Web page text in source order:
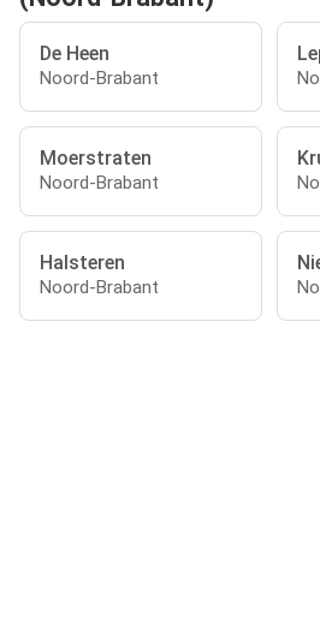
De Heen
Noord-Brabant
Moerstraten
Noord-Brabant
Halsteren
Noord-Brabant